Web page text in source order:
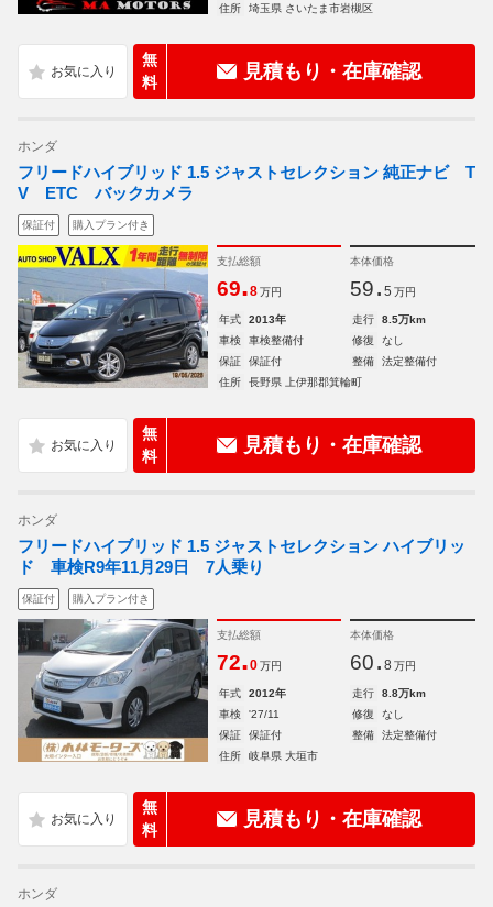
住所
埼玉県 さいたま市岩槻区
無
料
見積もり・在庫確認
ホンダ
フリードハイブリッド 1.5 ジャストセレクション 純正ナビ T
V ETC バックカメラ
保証付 購入プラン付き
支払総額
69.8 万円
本体価格
59. 5 万円
年式 2013年 走行
8.5万km
車検
車検整備付 修復
なし
保証
保証付 整備
法定整備付
住所
長野県 上伊那郡箕輪町
無
料
見積もり・在庫確認
ホンダ
フリードハイブリッド 1.5 ジャストセレクション ハイブリッ
ド 車検R9年11月29日 7人乗り
保証付 購入プラン付き
支払総額
72.0 万円
本体価格
60. 8 万円
年式 2012年 走行
8.8万km
車検
'27/11 修復
なし
保証
保証付 整備
法定整備付
住所
岐阜県 大垣市
無
料
見積もり・在庫確認
ホンダ